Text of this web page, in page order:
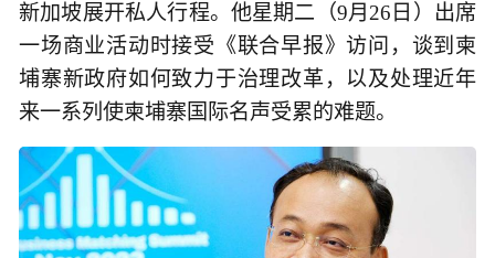
新加坡展开私人行程。他星期二（9月26日）出席
一场商业活动时接受《联合早报》访问，谈到柬
埔寨新政府如何致力于治理改革，以及处理近年
来一系列使柬埔寨国际名声受累的难题。